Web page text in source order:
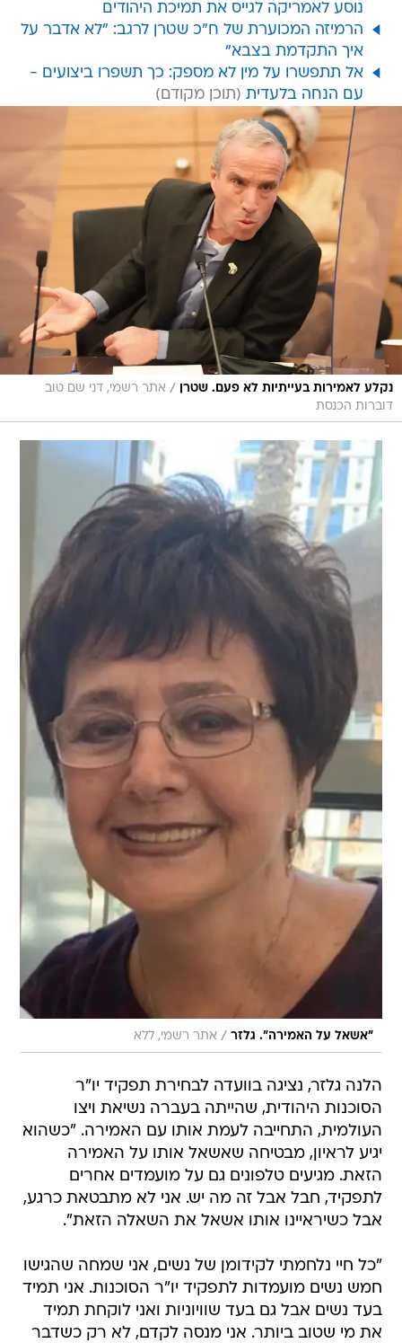
נוסע לאמריקה לגייס את תמיכת היהודים
הרמיזה המכוערת של ח"כ שטרן לרגב: "לא אדבר על
איך התקדמת בצבא"
אל תתפשרו על מין לא מספק: כך תשפרו ביצועים -
עם הנחה בלעדית
נקלע לאמירות בעייתיות לא פעם. שטרן / אתר רשמי, דני שם טוב
דוברות הכנסת
"אשאל על האמירה". גלזר / אתר רשמי, ללא
הלנה גלזר, נציגה בוועדה לבחירת תפקיד יו"ר
הסוכנות היהודית, שהייתה בעברה נשיאת ויצו
העולמית, התחייבה לעמת אותו עם האמירה. "כשהוא
יגיע לראיון, מבטיחה שאשאל אותו על האמירה
הזאת. מגיעים טלפונים גם על מועמדים אחרים
לתפקיד, חבל אבל זה מה יש. אני לא מתבטאת כרגע,
אבל כשיראיינו אותו אשאל את השאלה הזאת".
"כל חיי נלחמתי לקידומן של נשים, אני שמחה שהגישו
חמש נשים מועמדות לתפקיד יו"ר הסוכנות. אני תמיד
בעד נשים אבל גם בעד שוויוניות ואני לוקחת תמיד
את מי שטוב ביותר. אני מנסה לקדם, לא רק כשדבר